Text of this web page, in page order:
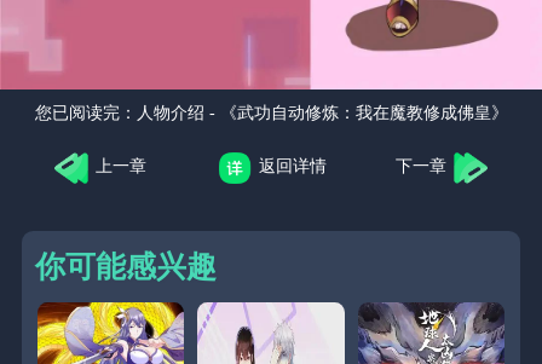
您已阅读完： 人物介绍 - 《武功自动修炼：我在魔教修成佛皇》
上一章 返回详情 下一章
你可能感兴趣